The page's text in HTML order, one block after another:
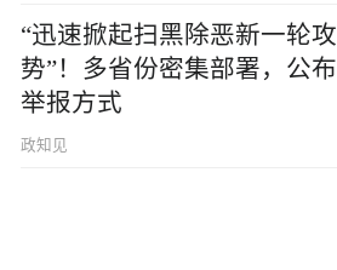
“迅速掀起扫黑除恶新一轮攻
势”！多省份密集部署，公布
举报方式
政知见